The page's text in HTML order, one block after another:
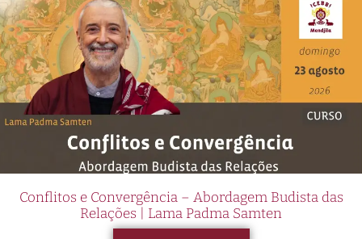
Conflitos e Convergência – Abordagem Budista das
Relações | Lama Padma Samten